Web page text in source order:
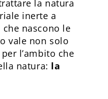
la natura
inerte a
nascono le
vale non solo
l’ambito che
natura: la